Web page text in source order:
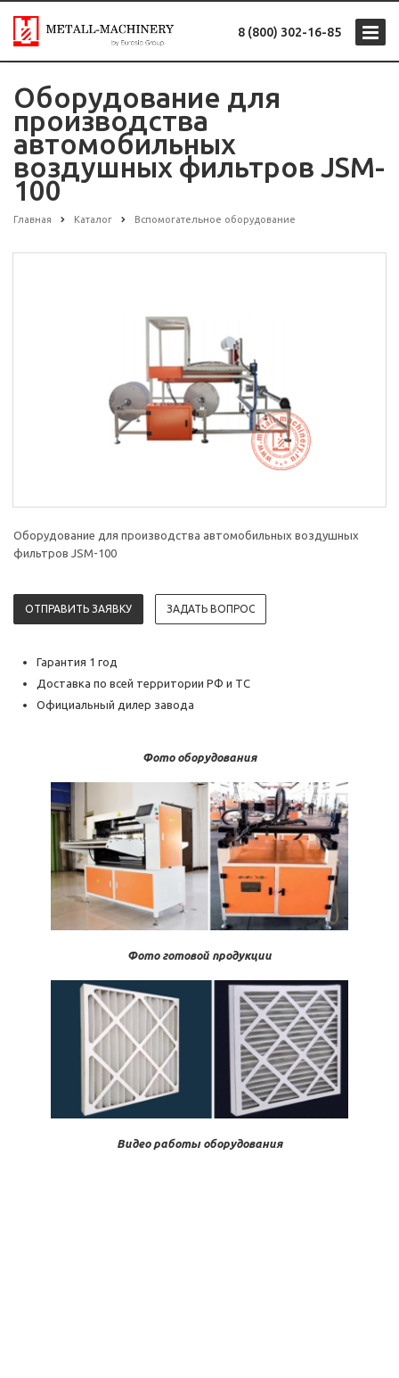
8 (800) 302-16-85
Оборудование для
производства
автомобильных
воздушных фильтров JSM-
100
Главная Каталог Вспомогательное оборудование
Оборудование для производства автомобильных воздушных
фильтров JSM-100
ОТПРАВИТЬ ЗАЯВКУ ЗАДАТЬ ВОПРОС
Гарантия 1 год
Доставка по всей территории РФ и ТС
Официальный дилер завода
Фото оборудования
Фото готовой продукции
Видео работы оборудования